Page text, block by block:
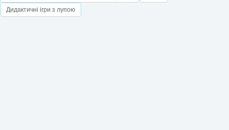
Дидактичні ігри з лупою